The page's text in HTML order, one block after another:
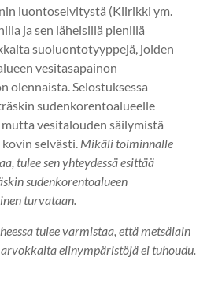
luontoselvitystä (Kiirikki ym.
ja sen läheisillä pienillä
suoluontotyyppejä, joiden
vesitasapainon
olennaista. Selostuksessa
sudenkorentoalueelle
vesitalouden säilymistä
selvästi. Mikäli toiminnalle
tulee sen yhteydessä esittää
sudenkorentoalueen
turvataan.
tulee varmistaa, että metsälain
elinympäristöjä ei tuhoudu.